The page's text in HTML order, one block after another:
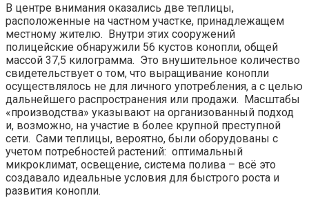
В центре внимания оказались две теплицы,
расположенные на частном участке, принадлежащем
местному жителю. Внутри этих сооружений
полицейские обнаружили 56 кустов конопли, общей
массой 37,5 килограмма. Это внушительное количество
свидетельствует о том, что выращивание конопли
осуществлялось не для личного употребления, а с целью
дальнейшего распространения или продажи. Масштабы
«производства» указывают на организованный подход
и, возможно, на участие в более крупной преступной
сети. Сами теплицы, вероятно, были оборудованы с
учетом потребностей растений: оптимальный
микроклимат, освещение, система полива – всё это
создавало идеальные условия для быстрого роста и
развития конопли.